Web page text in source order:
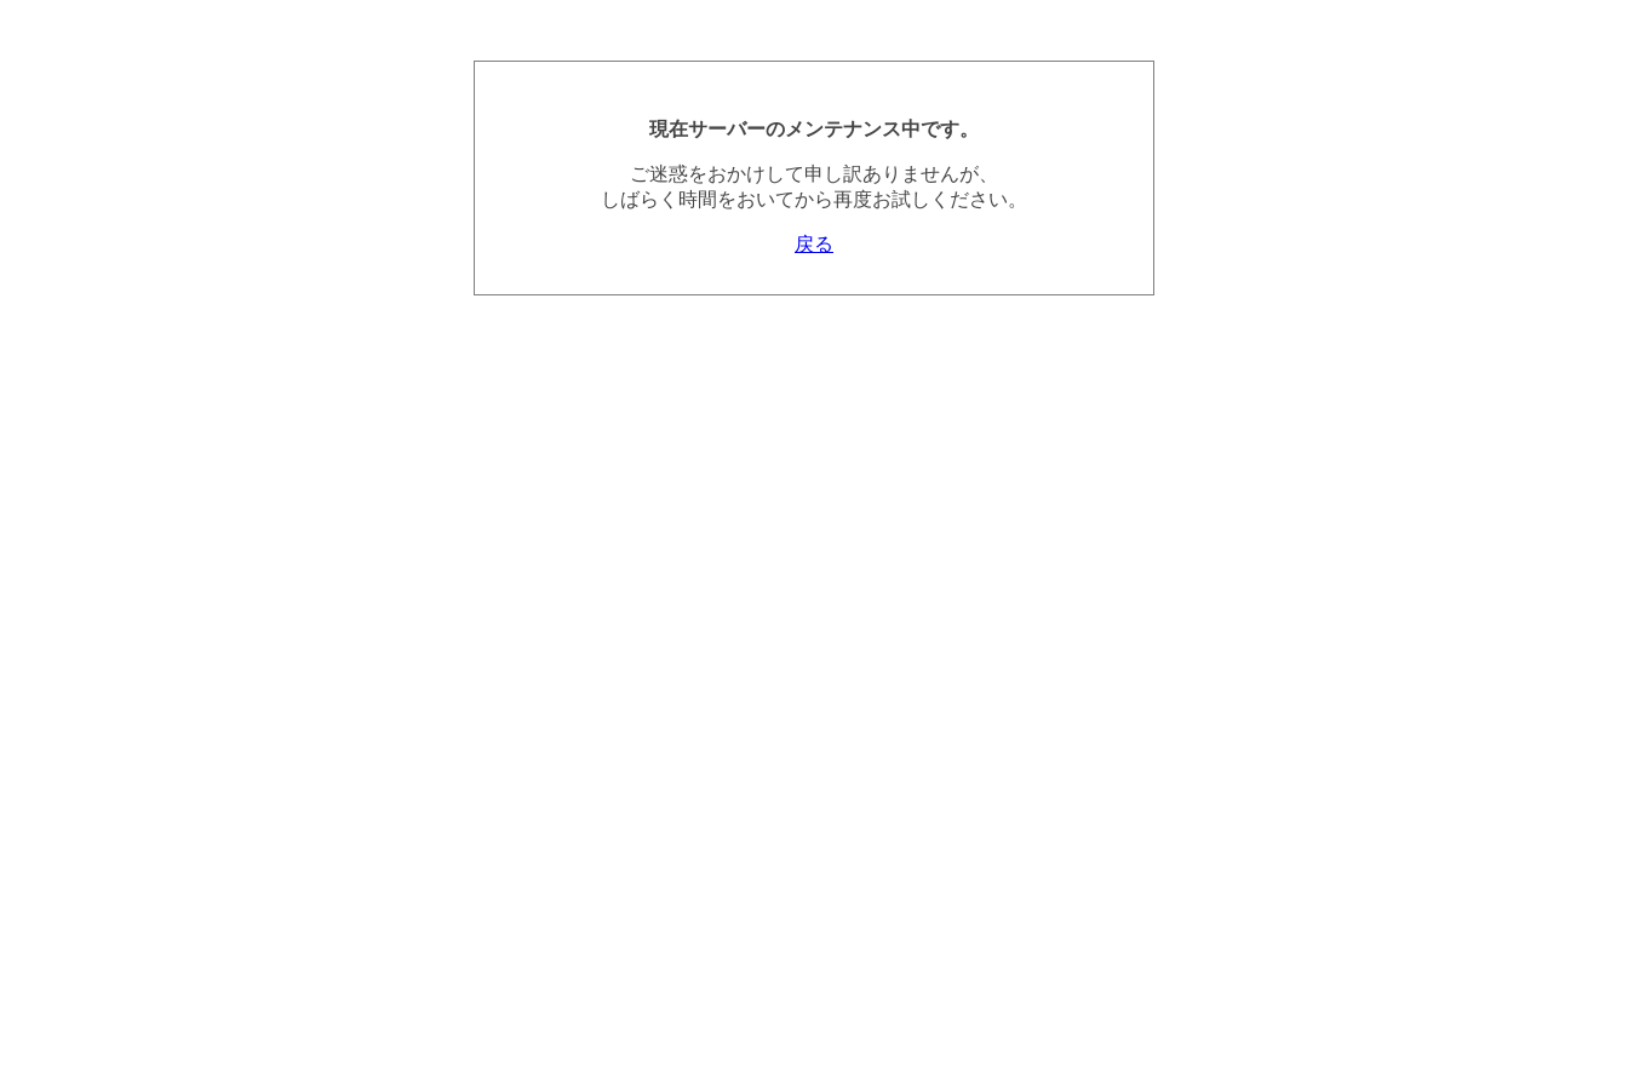
現在サーバーのメンテナンス中です。
ご迷惑をおかけして申し訳ありませんが、
しばらく時間をおいてから再度お試しください。
戻る